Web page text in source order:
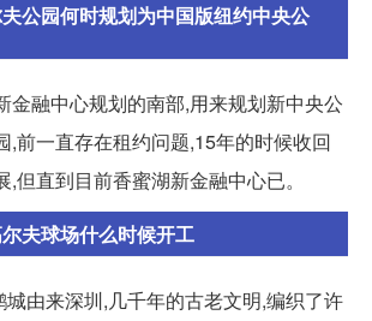
公园何时规划为中国版纽约中央公
金融中心规划的南部,用来规划新中央公
,前一直存在租约问题,15年的时候收回
但直到目前香蜜湖新金融中心已。
夫球场什么时候开工
城由来深圳,几千年的古老文明,编织了许